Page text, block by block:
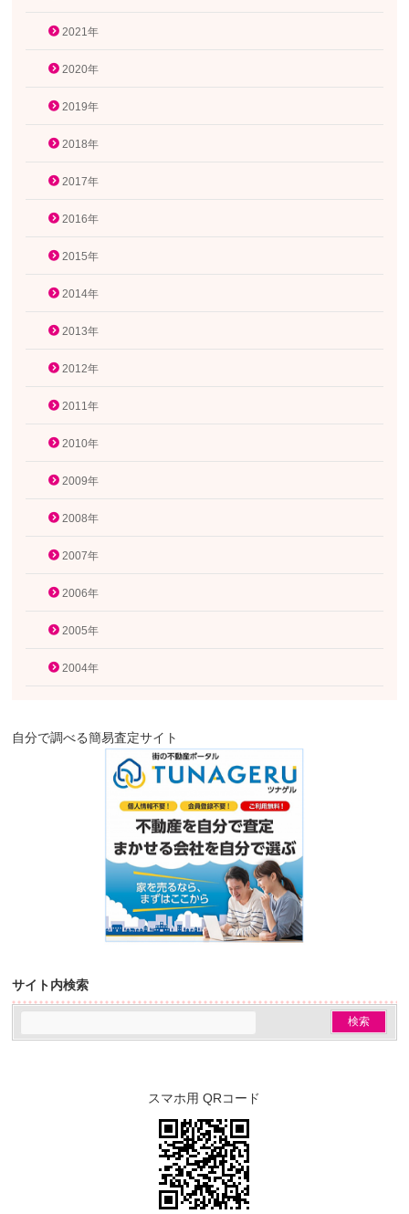
2021年
2020年
2019年
2018年
2017年
2016年
2015年
2014年
2013年
2012年
2011年
2010年
2009年
2008年
2007年
2006年
2005年
2004年
自分で調べる簡易査定サイト
サイト内検索
スマホ用 QRコード